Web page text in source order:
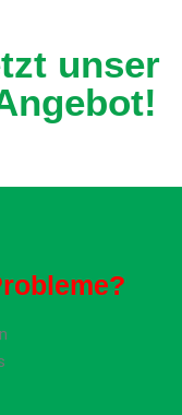
unser